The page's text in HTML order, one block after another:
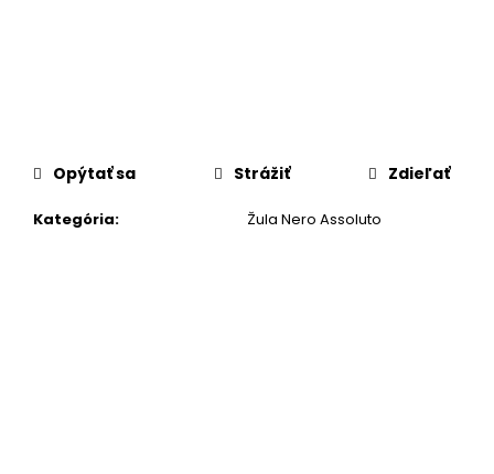
Kategória: Žula Nero Assoluto
Opýtať sa Strážiť Zdieľať